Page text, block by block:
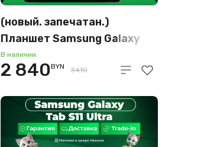
(новый. запечатан.)
Планшет Samsung Galaxy
Tab S11 5G SM-X736
12GB/256GB (серебристый)
В наличии
2 840BYN 3410